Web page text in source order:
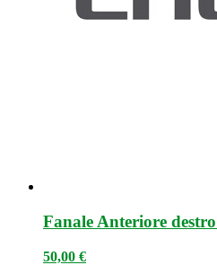
Fanale Anteriore
50,00 €